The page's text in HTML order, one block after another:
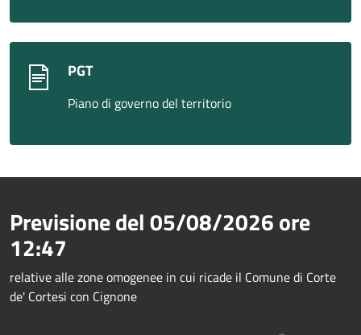
PGT
Piano di governo del territorio
Previsione del05/08/2026ore
12:47
relative alle zone omogenee in cui ricade il Comune di Corte
de' Cortesi con Cignone